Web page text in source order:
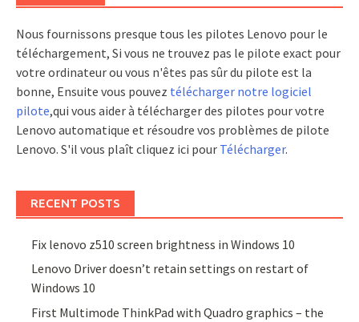
Nous fournissons presque tous les pilotes Lenovo pour le
téléchargement, Si vous ne trouvez pas le pilote exact pour
votre ordinateur ou vous n'êtes pas sûr du pilote est la
bonne, Ensuite vous pouvez télécharger notre logiciel
pilote,qui vous aider à télécharger des pilotes pour votre
Lenovo automatique et résoudre vos problèmes de pilote
Lenovo. S'il vous plaît cliquez ici pour Télécharger.
RECENT POSTS
Fix lenovo z510 screen brightness in Windows 10
Lenovo Driver doesn’t retain settings on restart of
Windows 10
First Multimode ThinkPad with Quadro graphics – the